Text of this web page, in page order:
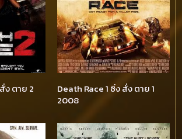
ง ตาย 2
Death Race 1 ซิ่ง สั่ง ตาย 1
2008